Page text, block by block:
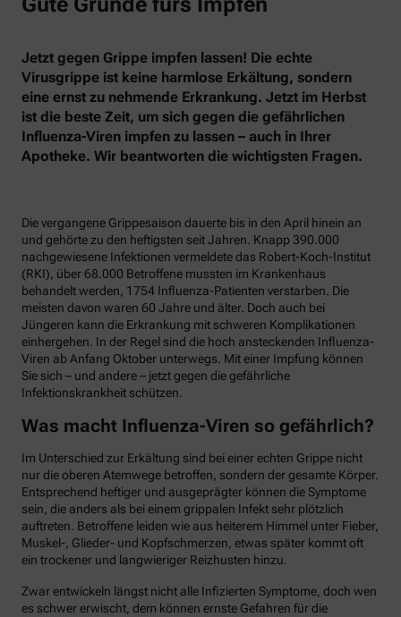
Jetzt gegen Grippe impfen lassen! Die echte
Virusgrippe ist keine harmlose Erkältung, sondern
eine ernst zu nehmende Erkrankung. Jetzt im Herbst
ist die beste Zeit, um sich gegen die gefährlichen
Influenza-Viren impfen zu lassen – auch in Ihrer
Apotheke. Wir beantworten die wichtigsten Fragen.
Die vergangene Grippesaison dauerte bis in den April hinein an
und gehörte zu den heftigsten seit Jahren. Knapp 390.000
nachgewiesene Infektionen vermeldete das Robert-Koch-Institut
(RKI), über 68.000 Betroffene mussten im Krankenhaus
behandelt werden, 1754 Influenza-Patienten verstarben. Die
meisten davon waren 60 Jahre und älter. Doch auch bei
Jüngeren kann die Erkrankung mit schweren Komplikationen
einhergehen. In der Regel sind die hoch ansteckenden Influenza-
Viren ab Anfang Oktober unterwegs. Mit einer Impfung können
Sie sich – und andere – jetzt gegen die gefährliche
Infektionskrankheit schützen.
Was macht Influenza-Viren so gefährlich?
Im Unterschied zur Erkältung sind bei einer echten Grippe nicht
nur die oberen Atemwege betroffen, sondern der gesamte Körper.
Entsprechend heftiger und ausgeprägter können die Symptome
sein, die anders als bei einem grippalen Infekt sehr plötzlich
auftreten. Betroffene leiden wie aus heiterem Himmel unter Fieber,
Muskel-, Glieder- und Kopfschmerzen, etwas später kommt oft
ein trockener und langwieriger Reizhusten hinzu.
Zwar entwickeln längst nicht alle Infizierten Symptome, doch wen
es schwer erwischt, dem können ernste Gefahren für die